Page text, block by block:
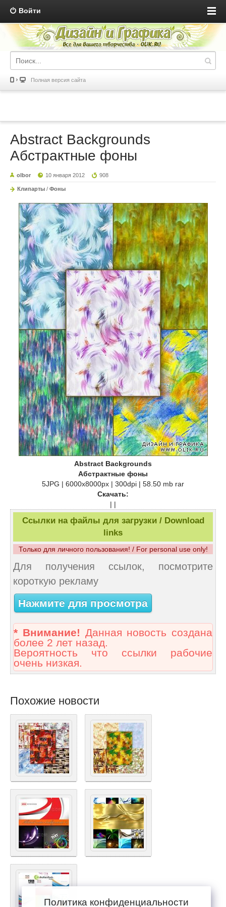
Войти
Полная версия сайта
Abstract Backgrounds
Абстрактные фоны
olbor 10 января 2012 908
Клипарты / Фоны
Abstract Backgrounds
Абстрактные фоны
5JPG | 6000x8000px | 300dpi | 58.50 mb rar
Скачать:
| |
Ссылки на файлы для загрузки / Download
links
Только для личного пользования! / For personal use only!
Для получения ссылок, посмотрите
короткую рекламу
Нажмите для просмотра
* Внимание! Данная новость создана
более 2 лет назад.
Вероятность что ссылки рабочие
очень низкая.
Похожие новости
Политика конфиденциальности